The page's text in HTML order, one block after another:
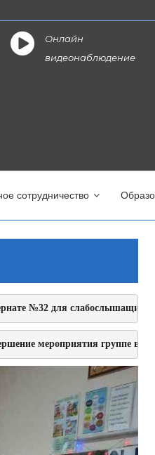
Онлайн
видеонаблюдение
сотрудничество
№32 для
мероприятия группе